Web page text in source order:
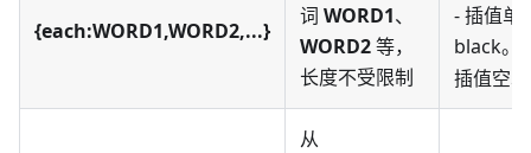
{each:WORD1,WORD2,...}
词 WORD1、
WORD2等，
长度不受限制
- 插值单
black。
插值空
从